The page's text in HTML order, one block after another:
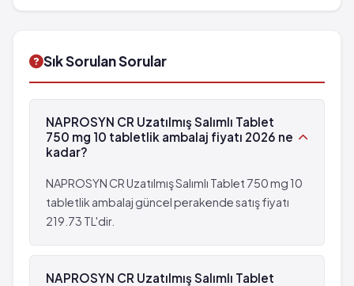
Ishal
Baş dönmesi
Kabızlık
Morarma
Kansızlık
Kusma
Karın ağrısı
Deri döküntüsü
Çarpıntı
Işığa hassasiyet
Görmede bozukluk
Baygınlık
Bilinç bulanıklığı
Sindirim sisteminde kanama
Ense sertliği
Genel yan etkiler
Yorgunluk
Ishal
Baş dönmesi
Kabızlık
Sık Sorulan Sorular
NAPROSYN CR Uzatılmış Salımlı Tablet
750 mg 10 tabletlik ambalaj fiyatı 2026 ne
kadar?
NAPROSYN CR Uzatılmış Salımlı Tablet 750 mg 10
tabletlik ambalaj güncel perakende satış fiyatı
219.73 TL'dir.
NAPROSYN CR Uzatılmış Salımlı Tablet